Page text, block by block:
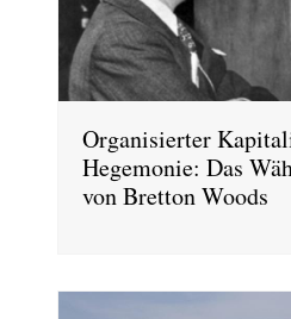
Organisierter
Hegemonie: Das
von Bretton Woods